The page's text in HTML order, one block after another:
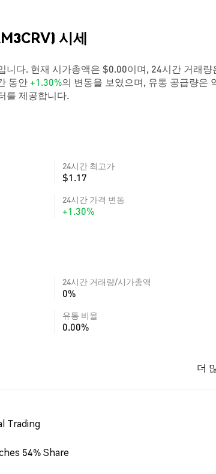
시세
다. 현재 시가총액은 $0.00이며, 24시간 거래량
동안+1.30%의 변동을 보였으며, 유통 공급량은
를 제공합니다.
24시간 최고가
$1.17
24시간 가격 변동
+1.30%
24시간 거래량/시가총액
0%
유통 비율
0.00%
더
Trading
54% Share